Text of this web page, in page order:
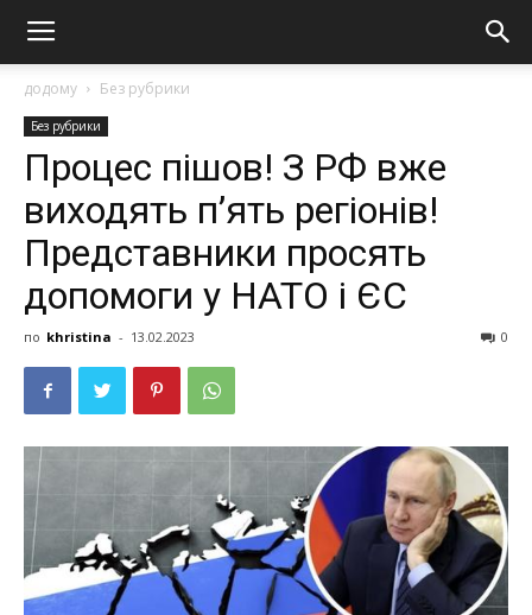
додому Без рубрики
Без рубрики
Процес пішов! З РФ вже
виходять п’ять регіонів!
Представники просять
допомоги у НАТО і ЄС
по khristina - 13.02.2023 0